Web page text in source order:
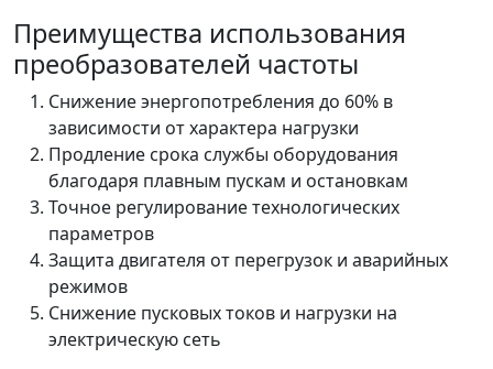
Преимущества использования
преобразователей частоты
Снижение энергопотребления до 60% в
зависимости от характера нагрузки
Продление срока службы оборудования
благодаря плавным пускам и остановкам
Точное регулирование технологических
параметров
Защита двигателя от перегрузок и аварийных
режимов
Снижение пусковых токов и нагрузки на
электрическую сеть